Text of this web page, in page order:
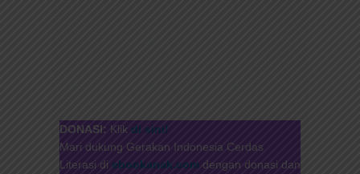
DONASI: Klik di sini!
Mari dukung Gerakan Indonesia Cerdas
Literasi di ebookanak.com dengan donasi dan